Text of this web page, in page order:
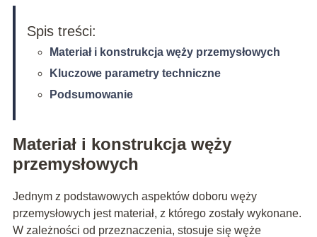
Spis treści:
Materiał i konstrukcja węży przemysłowych
Kluczowe parametry techniczne
Podsumowanie
Materiał i konstrukcja węży
przemysłowych
Jednym z podstawowych aspektów doboru węży
przemysłowych jest materiał, z którego zostały wykonane.
W zależności od przeznaczenia, stosuje się węże